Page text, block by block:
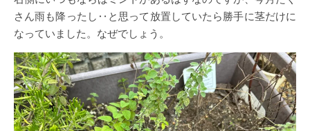
さん雨も降ったし‥と思って放置していたら勝手に茎だけに
なっていました。なぜでしょう。